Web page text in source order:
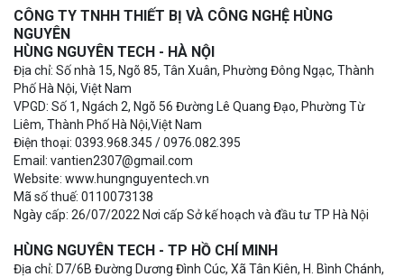
CÔNG TY TNHH THIẾT BỊ VÀ CÔNG NGHỆ HÙNG
NGUYÊN
HÙNG NGUYÊN TECH - HÀ NỘI
Địa chỉ: Số nhà 15, Ngõ 85, Tân Xuân, Phường Đông Ngạc, Thành
Phố Hà Nội, Việt Nam
VPGD: Số 1, Ngách 2, Ngõ 56 Đường Lê Quang Đạo, Phường Từ
Liêm, Thành Phố Hà Nội,Việt Nam
Điện thoại: 0393.968.345 / 0976.082.395
Email: vantien2307@gmail.com
Website: www.hungnguyentech.vn
Mã số thuế: 0110073138
Ngày cấp: 26/07/2022 Nơi cấp Sở kế hoạch và đầu tư TP Hà Nội
HÙNG NGUYÊN TECH - TP HỒ CHÍ MINH
Địa chỉ: D7/6B Đường Dương Đình Cúc, Xã Tân Kiên, H. Bình Chánh,